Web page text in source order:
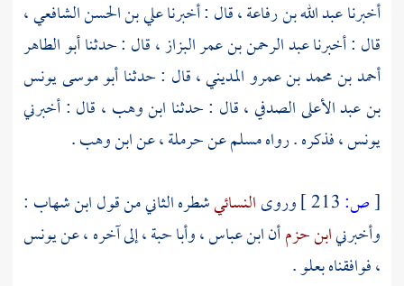
أخبرناعبد الله بن رفاعة ،قال : أخبرناعلي بن الحسن الشافعي ،
قال : أخبرناعبد الرحمن بن عمر البزاز ،قال : حدثناأبو الطاهر
أحمد بن محمد بن عمرو المديني ،قال : حدثناأبو موسى يونس
بن عبد الأعلى الصدفي ،قال : حدثنا ابن وهب ، قال : أخبرني
يونس ،فذكره . رواهمسلمعنحرملة ،عنابن وهب.
[ص: وروىالنسائيشطره الثاني من قولابن شهاب :
وأخبرنيابن حزمأنابن عباس ،وأبا حبة ،إلى آخره ، عنيونس
،فوافقناه بعلو .